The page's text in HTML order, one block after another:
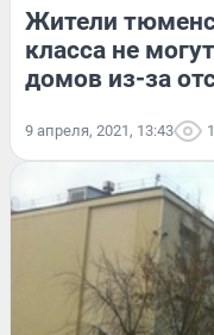
Жители
класса не
домов из-за
9 апреля, 2021, 13:43